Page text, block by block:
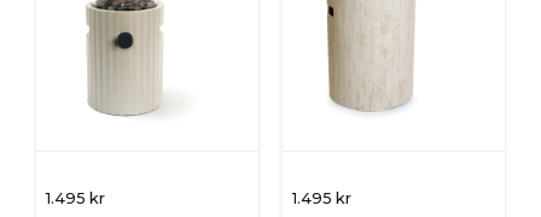
1.495 kr 1.495 kr